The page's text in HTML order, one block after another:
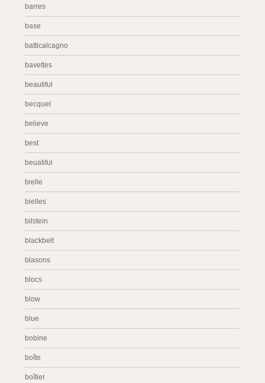
barres
base
batticalcagno
bavettes
beautiful
becquet
believe
best
beuatiful
bielle
bielles
bilstein
blackbelt
blasons
blocs
blow
blue
bobine
boîte
boîtier